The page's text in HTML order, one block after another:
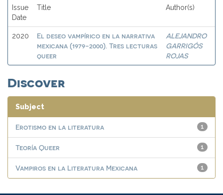
Issue
Date
Title Author(s)
2020
El deseo vampírico en la narrativa
mexicana (1979-2000). Tres lecturas
queer
ALEJANDRO
GARRIGÓS
ROJAS
Discover
Subject
1
Erotismo en la literatura
1
Teoría Queer
1
Vampiros en la Literatura Mexicana